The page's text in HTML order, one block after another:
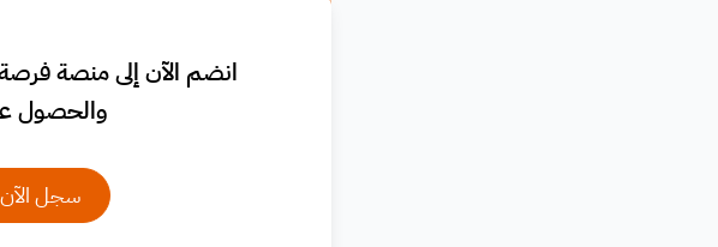
انضم الآن إلى منصة
والحصول
سجل الآن